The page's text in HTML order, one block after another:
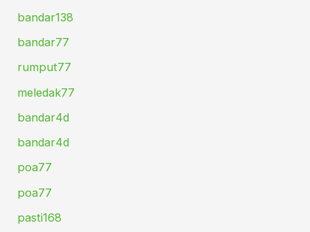
bandar138
bandar77
rumput77
meledak77
bandar4d
bandar4d
poa77
poa77
pasti168